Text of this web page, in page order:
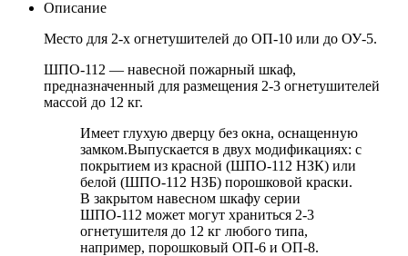
Описание
Место для 2-х огнетушителей до ОП-10 или до ОУ-5.
ШПО-112 — навесной пожарный шкаф,
предназначенный для размещения 2-3 огнетушителей
массой до 12 кг.
Имеет глухую дверцу без окна, оснащенную
замком.Выпускается в двух модификациях: с
покрытием из красной (ШПО-112 НЗК) или
белой (ШПО-112 НЗБ) порошковой краски.
В закрытом навесном шкафу серии
ШПО-112 может могут храниться 2-3
огнетушителя до 12 кг любого типа,
например, порошковый ОП-6 и ОП-8.